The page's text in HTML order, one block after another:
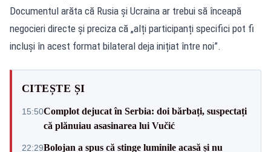
Documentul arăta că Rusia și Ucraina ar trebui să înceapă
negocieri directe și preciza că „alți participanți specifici pot fi
incluși în acest format bilateral deja inițiat între noi”.
CITEȘTE ȘI
15:50Complot dejucat în Serbia: doi bărbați, suspectați
că plănuiau asasinarea lui Vučić
22:29Bolojan a spus că stinge luminile acasă și nu